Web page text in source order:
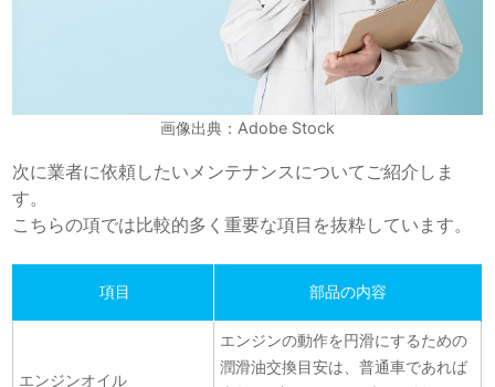
画像出典：Adobe Stock
次に業者に依頼したいメンテナンスについてご紹介しま
す。
こちらの項では比較的多く重要な項目を抜粋しています。
項目 部品の内容
エンジンオイル
エンジンの動作を円滑にするための
潤滑油交換目安は、普通車であれば